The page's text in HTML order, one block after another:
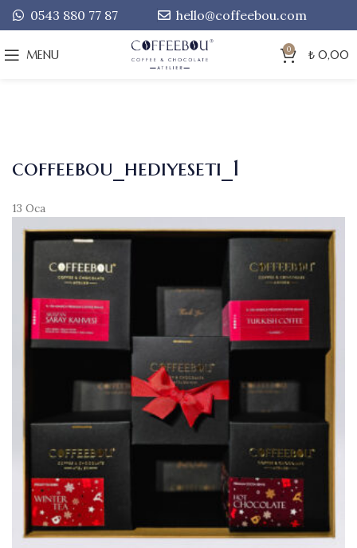
0543 880 77 87 hello@coffeebou.com
MENU 0 ₺ 0,00
coffeebou_hediyeseti_1
13 Oca